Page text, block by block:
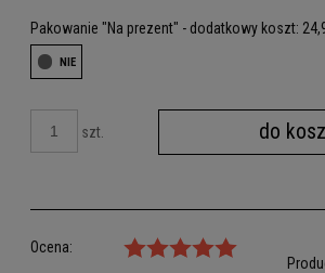
Pakowanie "Na prezent" - dodatkowy koszt:
szt. do
Ocena: